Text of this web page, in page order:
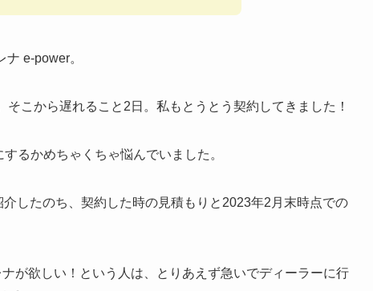
e-power。
こから遅れること2日。私もとうとう契約してきました！
るかめちゃくちゃ悩んでいました。
したのち、契約した時の見積もりと2023年2月末時点での
が欲しい！という人は、とりあえず急いでディーラーに行